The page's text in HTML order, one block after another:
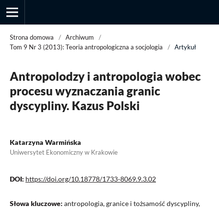
Przegląd Socjologii Jakościowej
Strona domowa / Archiwum
/
Tom 9 Nr 3 (2013): Teoria antropologiczna a socjologia
/ Artykuł
Antropolodzy i antropologia wobec
procesu wyznaczania granic
dyscypliny. Kazus Polski
Katarzyna Warmińska
Uniwersytet Ekonomiczny w Krakowie
DOI: https://doi.org/10.18778/1733-8069.9.3.02
Słowa kluczowe: antropologia, granice i tożsamość dyscypliny,